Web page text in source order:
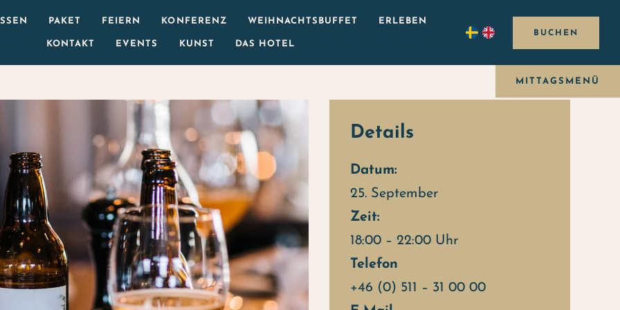
PAKET FEIERN KONFERENZ WEIHNACHTSBUFFET ERLEBEN
KONTAKT EVENTS KUNST DAS HOTEL
BUCHEN
MITTAGSMENÜ
Details
Datum:
25. September
Zeit:
18:00 – 22:00 Uhr
Telefon
+46 (0) 511 – 31 00 00